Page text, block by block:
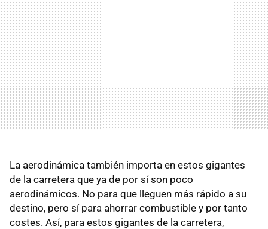
La aerodinámica también importa en estos gigantes
de la carretera que ya de por sí son poco
aerodinámicos. No para que lleguen más rápido a su
destino, pero sí para ahorrar combustible y por tanto
costes. Así, para estos gigantes de la carretera,